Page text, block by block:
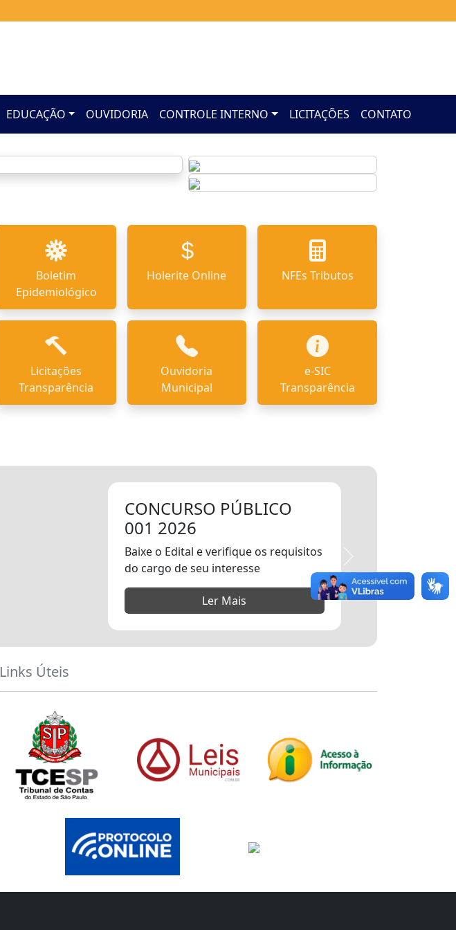
EDUCAÇÃO OUVIDORIA CONTROLE INTERNO LICITAÇÕES CONTATO
Boletim
Epidemiológico
Holerite Online NFEs Tributos
Licitações
Transparência
Ouvidoria
Municipal
e-SIC
Transparência
CONCURSO PÚBLICO
001 2026
Baixe o Edital e verifique os requisitos
do cargo de seu interesse
Ler Mais
Links Úteis